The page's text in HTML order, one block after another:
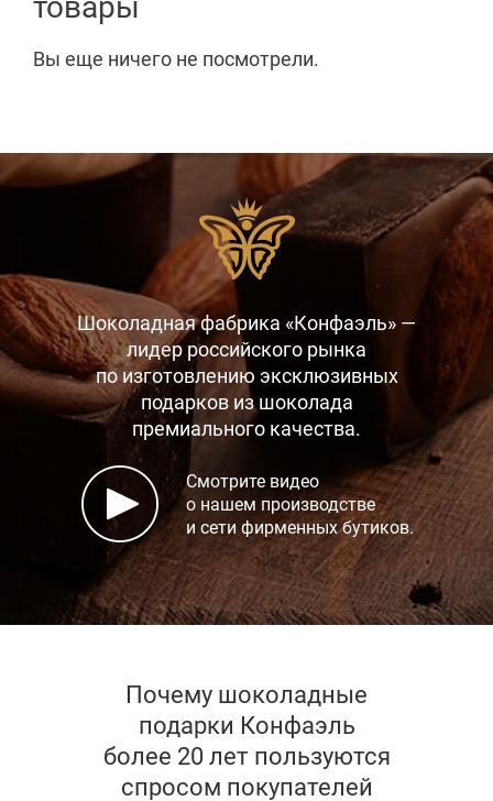
Вы еще ничего не посмотрели.
Шоколадная фабрика «Конфаэль» —
лидер российского рынка
по изготовлению эксклюзивных
подарков из шоколада
премиального качества.
Смотрите видео
о нашем производстве
и сети фирменных бутиков.
Почему шоколадные
подарки Конфаэль
более 20 лет пользуются
спросом покупателей